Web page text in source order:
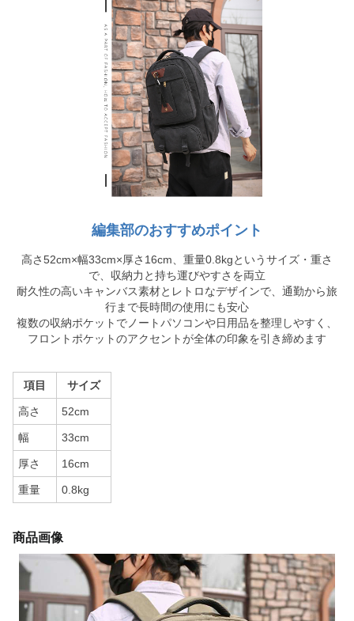
編集部のおすすめポイント
高さ52cm×幅33cm×厚さ16cm、重量0.8kgというサイズ・重さ
で、収納力と持ち運びやすさを両立
耐久性の高いキャンバス素材とレトロなデザインで、通勤から旅
行まで長時間の使用にも安心
複数の収納ポケットでノートパソコンや日用品を整理しやすく、
フロントポケットのアクセントが全体の印象を引き締めます
項目 サイズ
高さ 52cm
幅 33cm
厚さ 16cm
重量 0.8kg
商品画像